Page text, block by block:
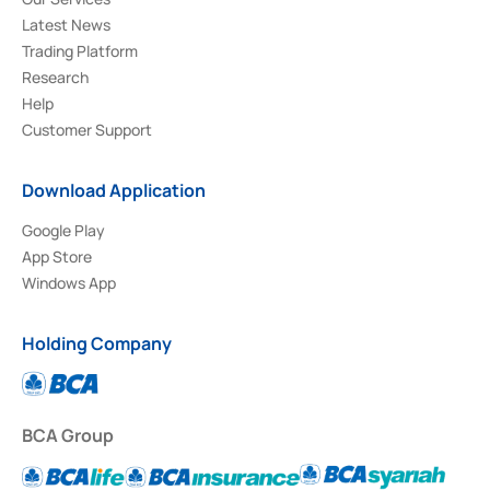
Latest News
Trading Platform
Research
Help
Customer Support
Download Application
Google Play
App Store
Windows App
Holding Company
BCA Group